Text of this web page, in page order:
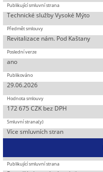
Technické služby Vysoké Mýto
Revitalizace nám. Pod Kaštany
ano
29.06.2026
172 675 CZK bez DPH
Více smluvních stran